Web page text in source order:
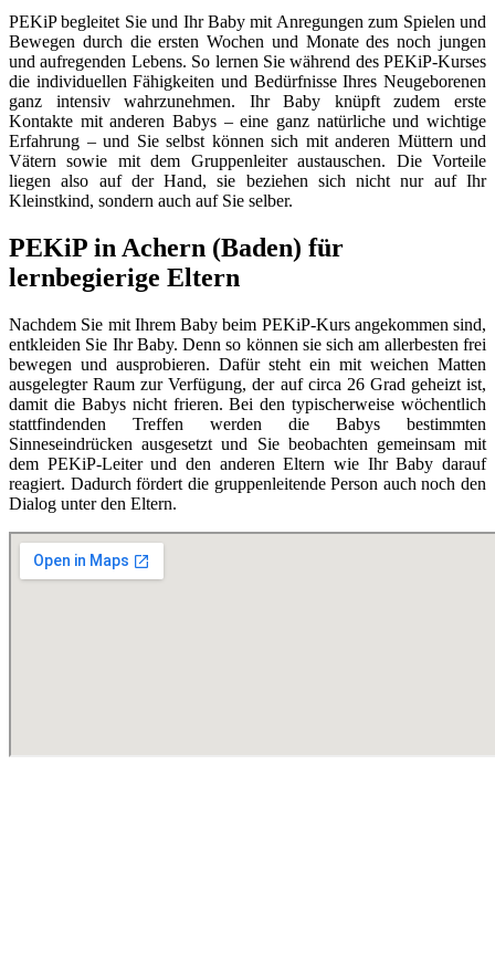
PEKiP begleitet Sie und Ihr Baby mit Anregungen zum Spielen und
Bewegen durch die ersten Wochen und Monate des noch jungen
und aufregenden Lebens. So lernen Sie während des PEKiP-Kurses
die individuellen Fähigkeiten und Bedürfnisse Ihres Neugeborenen
ganz intensiv wahrzunehmen. Ihr Baby knüpft zudem erste
Kontakte mit anderen Babys – eine ganz natürliche und wichtige
Erfahrung – und Sie selbst können sich mit anderen Müttern und
Vätern sowie mit dem Gruppenleiter austauschen. Die Vorteile
liegen also auf der Hand, sie beziehen sich nicht nur auf Ihr
Kleinstkind, sondern auch auf Sie selber.
PEKiP in Achern (Baden) für
lernbegierige Eltern
Nachdem Sie mit Ihrem Baby beim PEKiP-Kurs angekommen sind,
entkleiden Sie Ihr Baby. Denn so können sie sich am allerbesten frei
bewegen und ausprobieren. Dafür steht ein mit weichen Matten
ausgelegter Raum zur Verfügung, der auf circa 26 Grad geheizt ist,
damit die Babys nicht frieren. Bei den typischerweise wöchentlich
stattfindenden Treffen werden die Babys bestimmten
Sinneseindrücken ausgesetzt und Sie beobachten gemeinsam mit
dem PEKiP-Leiter und den anderen Eltern wie Ihr Baby darauf
reagiert. Dadurch fördert die gruppenleitende Person auch noch den
Dialog unter den Eltern.